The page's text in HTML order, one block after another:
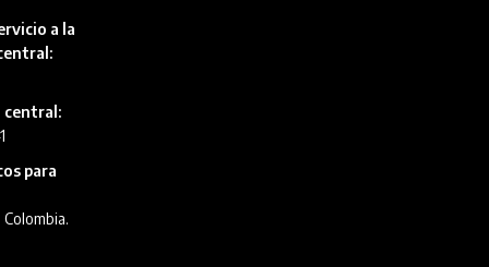
a la
central:
para
Colombia.